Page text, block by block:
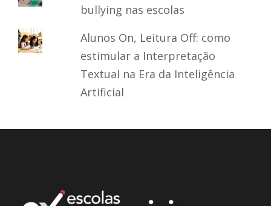
bullying nas escolas
Alunos On, Leitura Off: como
estimular a Interpretação
Textual na Era da Inteligência
Artificial